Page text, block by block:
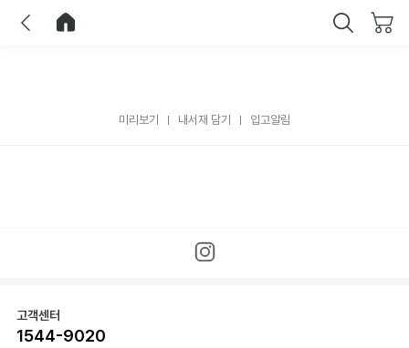
미리보기 내서재 담기 입고알림
고객센터
1544-9020